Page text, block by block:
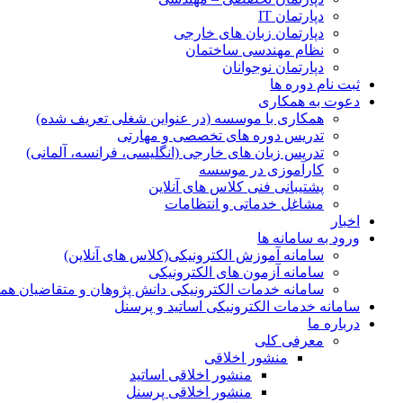
دپارتمان IT
دپارتمان زبان های خارجی
نظام مهندسی ساختمان
دپارتمان نوجوانان
ثبت نام دوره ها
دعوت به همکاری
همکاری با موسسه (در عنواین شغلی تعریف شده)
تدریس دوره های تخصصی و مهارتی
تدریس زبان های خارجی (انگلیسی، فرانسه، آلمانی)
کارآموزی در موسسه
پشتیبانی فنی کلاس های آنلاین
مشاغل خدماتی و انتظامات
اخبار
ورود به سامانه ها
سامانه آموزش الکترونیکی(کلاس های آنلاین)
سامانه آزمون های الکترونیکی
سامانه خدمات الکترونیکی دانش پژوهان و متقاضیان
سامانه خدمات الکترونیکی اساتید و پرسنل
درباره ما
معرفی کلی
منشور اخلاقی
منشور اخلاقی اساتید
منشور اخلاقی پرسنل